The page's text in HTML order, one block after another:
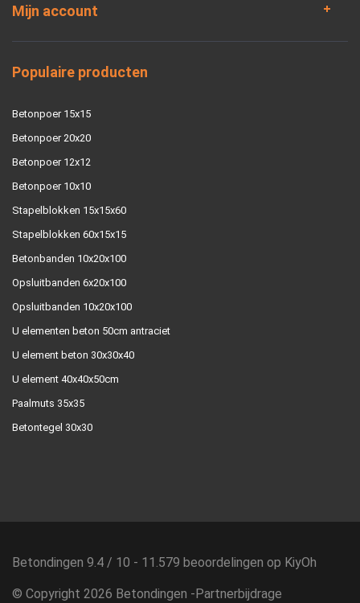
Mijn account
Populaire producten
Betonpoer 15x15
Betonpoer 20x20
Betonpoer 12x12
Betonpoer 10x10
Stapelblokken 15x15x60
Stapelblokken 60x15x15
Betonbanden 10x20x100
Opsluitbanden 6x20x100
Opsluitbanden 10x20x100
U elementen beton 50cm antraciet
U element beton 30x30x40
U element 40x40x50cm
Paalmuts 35x35
Betontegel 30x30
Betondingen 9.4 / 10 - 11.579 beoordelingen op KiyOh
© Copyright 2026 Betondingen - Partnerbijdrage